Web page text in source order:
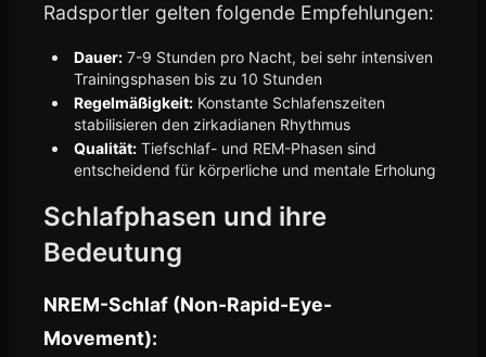
Radsportler gelten folgende Empfehlungen:
Dauer: 7-9 Stunden pro Nacht, bei sehr intensiven
Trainingsphasen bis zu 10 Stunden
Regelmäßigkeit: Konstante Schlafenszeiten
stabilisieren den zirkadianen Rhythmus
Qualität: Tiefschlaf- und REM-Phasen sind
entscheidend für körperliche und mentale Erholung
Schlafphasen und ihre
Bedeutung
NREM-Schlaf (Non-Rapid-Eye-
Movement):